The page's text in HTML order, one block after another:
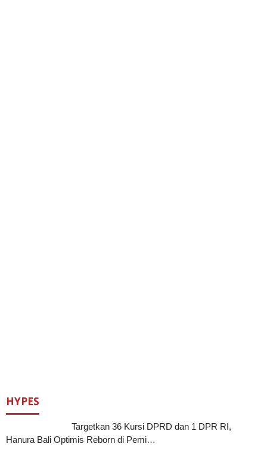
HYPES
Targetkan 36 Kursi DPRD dan 1 DPR RI,
Hanura Bali Optimis Reborn di Pemi…